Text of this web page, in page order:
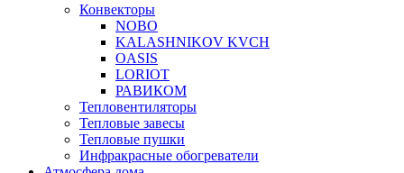
Конвекторы
NOBO
KALASHNIKOV KVCH
OASIS
LORIOT
РАВИКОМ
Тепловентиляторы
Тепловые завесы
Тепловые пушки
Инфракрасные обогреватели